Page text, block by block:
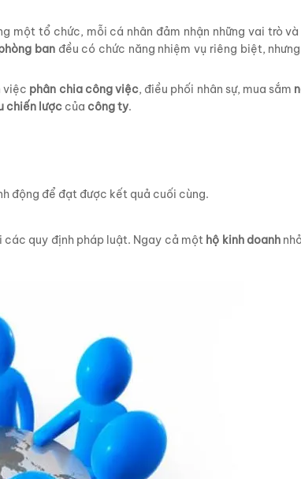
một tổ chức, mỗi cá nhân đảm nhận những vai trò
banđều có chức năng nhiệm vụ riêng biệt,
việc phân chia công việc, điều phối nhân sự, mua sắm
chiến lược của công ty.
động để đạt được kết quả cuối cùng.
các quy định pháp luật. Ngay cả một hộ kinh doanh